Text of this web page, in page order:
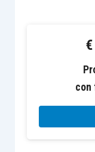
Ovviamente
un alimento
devono
prodotto
€
con